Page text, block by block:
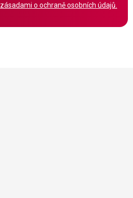
zásadami o ochraně osobních údajů.